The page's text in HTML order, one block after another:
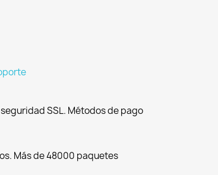
SSL. Métodos de pago
Más de 48000 paquetes